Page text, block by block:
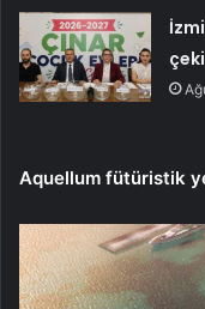
Aquellum fütüristik